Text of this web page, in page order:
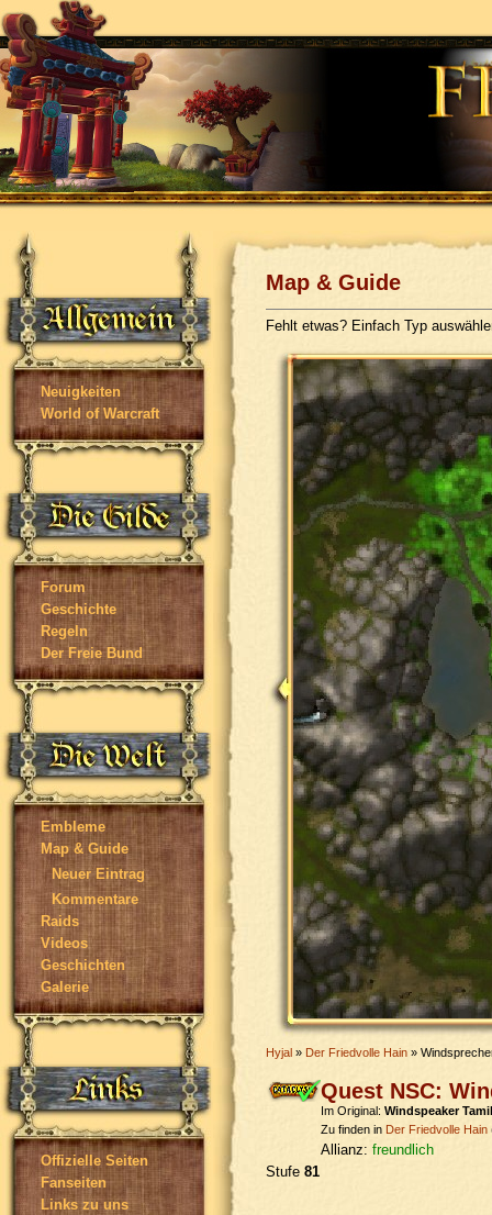
Neuigkeiten
World of Warcraft
Forum
Geschichte
Regeln
Der Freie Bund
Embleme
Map & Guide
Neuer Eintrag
Kommentare
Raids
Videos
Geschichten
Galerie
Offizielle Seiten
Fanseiten
Links zu uns
Map & Guide
Fehlt etwas? Einfach Typ
Hyjal » Der Friedvolle Hain »
Quest NSC:
Im Original: Windspeaker
Zu finden in Der Friedvolle Hain
Allianz: freundlich
Stufe 81